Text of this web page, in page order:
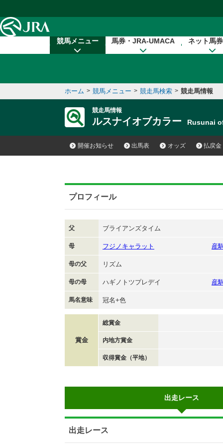
競馬メニュー 馬券・JRA-UMACA ネット馬
ホーム > 競馬メニュー > 競走馬検索 > 競走馬情報
競走馬情報
ルスナイオブカラー Rusunai
開催お知らせ 出馬表 オッズ 払戻金
プロフィール
父 ブライアンズタイム
母 フジノキャラット 産
母の父 リズム
母の母 ハギノトツプレデイ 産
馬名意味 冠名+色
賞金
総賞金
内地方賞金
収得賞金（平地）
出走レース
出走レース